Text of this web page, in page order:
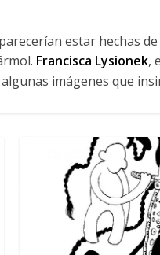
parecerían estar hechas
Francisca Lysionek,
imágenes que